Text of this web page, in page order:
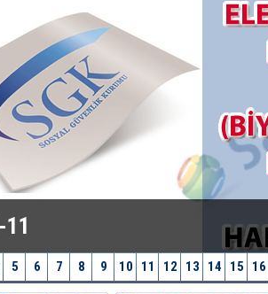
11
5 6 7 8 9 10 11 12 13 14 15 16